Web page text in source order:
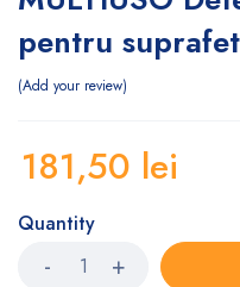
pentru
Add your review
181,50 lei
Quantity